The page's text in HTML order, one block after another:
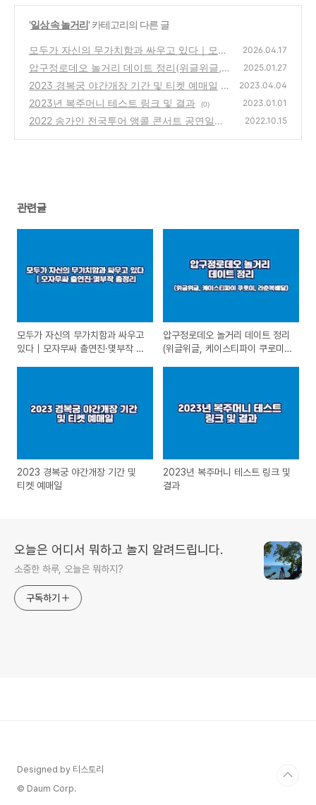
'일상 속 놀거리' 카테고리의 다른 글
모두가 자신의 무가치함과 싸우고 있다｜모자
무싸 출연진·몇부작 총정리
(0)
2026.04.17
압구정로데오 놀거리 데이트 정리(위글위글,
케이스티파이 쿠로미, 라춘복배달)
(1)
2025.01.27
2023 경복궁 야간개장 기간 및 티켓 예매일
(0)
2023.04.04
2023년 복주머니 테스트 링크 및 결과 (0) 2023.01.01
2022 송가인 전국투어 앵콜 콘서트 공연일정
2022.10.15
관련글
모두가 자신의 무가치함과 싸우고
있다｜모자무싸 출연진·몇부작 총
압구정로데오 놀거리 데이트 정리
(위글위글, 케이스티파이 쿠로미,
2023 경복궁 야간개장 기간 및
티켓 예매일
2023년 복주머니 테스트 링크 및
결과
오늘은 어디서 뭐하고 놀지 알려드립니다.
소중한 하루, 오늘은 뭐하지?
구독하기
Designed by 티스토리
© Daum Corp.